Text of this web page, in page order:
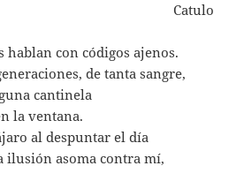
Catulo
hablan con códigos ajenos.
de tanta sangre,
cantinela
la ventana.
al despuntar el día
ilusión asoma contra mí,